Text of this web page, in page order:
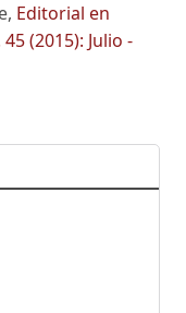
Editorial en
(2015): Julio -